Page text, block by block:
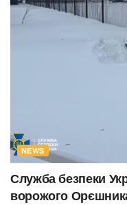
NEWS
Служба безпеки
ворожого